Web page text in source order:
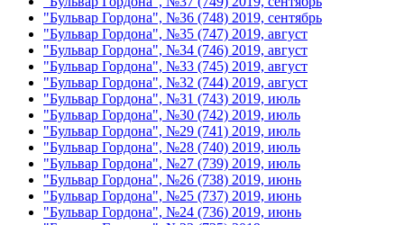
"Бульвар Гордона", №36 (748) 2019, сентябрь
"Бульвар Гордона", №35 (747) 2019, август
"Бульвар Гордона", №34 (746) 2019, август
"Бульвар Гордона", №33 (745) 2019, август
"Бульвар Гордона", №32 (744) 2019, август
"Бульвар Гордона", №31 (743) 2019, июль
"Бульвар Гордона", №30 (742) 2019, июль
"Бульвар Гордона", №29 (741) 2019, июль
"Бульвар Гордона", №28 (740) 2019, июль
"Бульвар Гордона", №27 (739) 2019, июль
"Бульвар Гордона", №26 (738) 2019, июнь
"Бульвар Гордона", №25 (737) 2019, июнь
"Бульвар Гордона", №24 (736) 2019, июнь